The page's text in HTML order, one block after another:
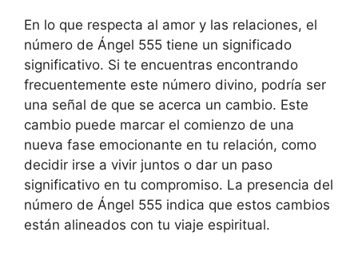
En lo que respecta al amor y las relaciones, el
número de Ángel 555 tiene un significado
significativo. Si te encuentras encontrando
frecuentemente este número divino, podría ser
una señal de que se acerca un cambio. Este
cambio puede marcar el comienzo de una
nueva fase emocionante en tu relación, como
decidir irse a vivir juntos o dar un paso
significativo en tu compromiso. La presencia del
número de Ángel 555 indica que estos cambios
están alineados con tu viaje espiritual.